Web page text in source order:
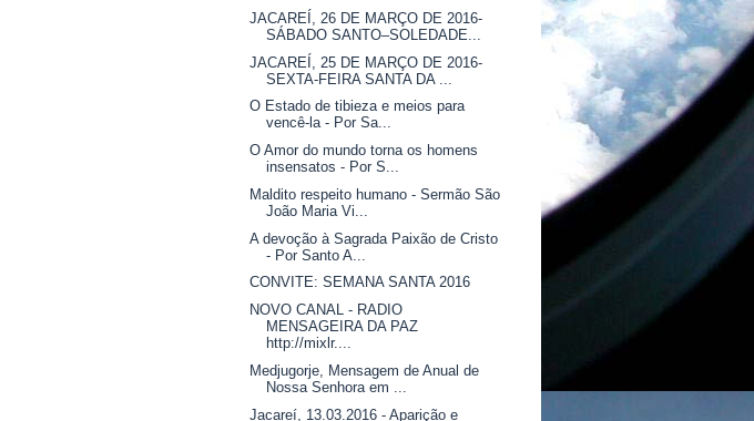
JACAREÍ, 26 DE MARÇO DE 2016-
SÁBADO SANTO–SOLEDADE...
JACAREÍ, 25 DE MARÇO DE 2016-
SEXTA-FEIRA SANTA DA ...
O Estado de tibieza e meios para
vencê-la - Por Sa...
O Amor do mundo torna os homens
insensatos - Por S...
Maldito respeito humano - Sermão São
João Maria Vi...
A devoção à Sagrada Paixão de Cristo
- Por Santo A...
CONVITE: SEMANA SANTA 2016
NOVO CANAL - RADIO
MENSAGEIRA DA PAZ
http://mixlr....
Medjugorje, Mensagem de Anual de
Nossa Senhora em ...
Jacareí, 13.03.2016 - Aparição e